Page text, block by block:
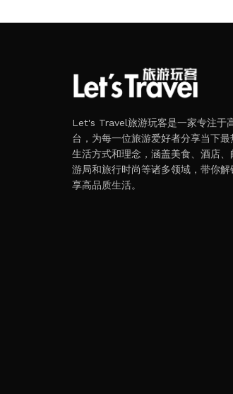
Let's Travel旅游玩客是一家专注于
台，为每一位旅游爱好者分享当下
生活方式和理念，涵盖美食、酒店
游局和旅行时尚等诸多领域，带你
享高品质生活。